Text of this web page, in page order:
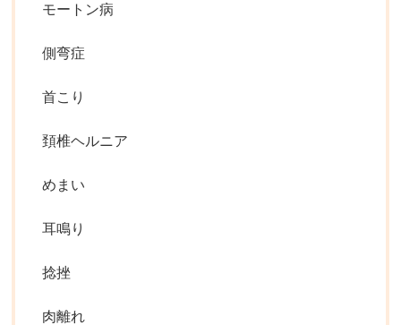
モートン病
側弯症
首こり
頚椎ヘルニア
めまい
耳鳴り
捻挫
肉離れ